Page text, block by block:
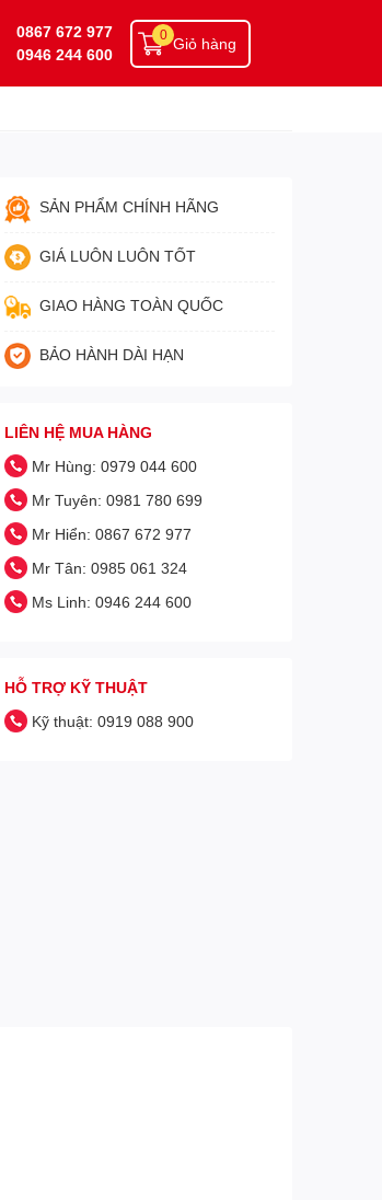
0867 672 977
0946 244 600
Giỏ hàng
0
SẢN PHẨM CHÍNH HÃNG
GIÁ LUÔN LUÔN TỐT
GIAO HÀNG TOÀN QUỐC
BẢO HÀNH DÀI HẠN
LIÊN HỆ MUA HÀNG
Mr Hùng: 0979 044 600
Mr Tuyên: 0981 780 699
Mr Hiển: 0867 672 977
Mr Tân: 0985 061 324
Ms Linh: 0946 244 600
HỖ TRỢ KỸ THUẬT
Kỹ thuật: 0919 088 900